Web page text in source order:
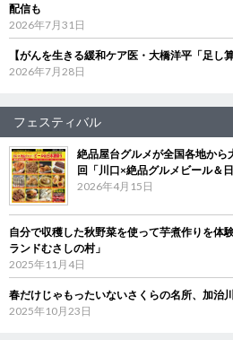
配信も
2026年7月31日
【がんを生きる緩和ケア医・大橋洋平「足し
2026年7月28日
フェスティバル
絶品屋台グルメが全国各地か
回「川口×絶品グルメビール＆
2026年4月15日
自分で収穫した秋野菜を使って芋煮作りを
ランドむさしの村」
2025年11月4日
春だけじゃもったいないさくらの名所、加治
2025年10月23日